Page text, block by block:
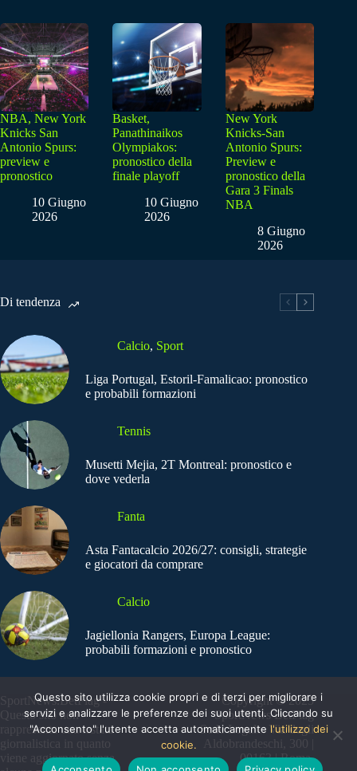
NBA, New York
Knicks San
Antonio Spurs:
preview e
pronostico
10 Giugno
2026
Basket,
Panathinaikos
Olympiakos:
pronostico della
finale playoff
10 Giugno
2026
New York
Knicks-San
Antonio Spurs:
Preview e
pronostico della
Gara 3 Finals
NBA
8 Giugno
2026
Di tendenza
Calcio, Sport
Liga Portugal, Estoril-Famalicao: pronostico
e probabili formazioni
Tennis
Musetti Mejia, 2T Montreal: pronostico e
dove vederla
Fanta
Asta Fantacalcio 2026/27: consigli, strategie
e giocatori da comprare
Calcio
Jagiellonia Rangers, Europa League:
probabili formazioni e pronostico
SportNews.BetFlag -
Questo sito non
rappresenta una testata
giornalistica in quanto
viene aggiornato senza
Copyright © 2025
SportNews BetFlag
Sede Legale: Via degli
Aldobrandeschi, 300 |
00163 | Roma
Questo sito utilizza cookie propri e di terzi per migliorare i
servizi e analizzare le preferenze dei suoi utenti. Cliccando su
"Acconsento" l'utente accetta automaticamente l'utilizzo dei
cookie.